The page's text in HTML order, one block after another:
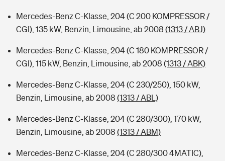
Mercedes-Benz C-Klasse, 204 (C 200 KOMPRESSOR /
CGI), 135 kW, Benzin, Limousine, ab 2008 (1313 / ABJ)
Mercedes-Benz C-Klasse, 204 (C 180 KOMPRESSOR /
CGI), 115 kW, Benzin, Limousine, ab 2008 (1313 / ABK)
Mercedes-Benz C-Klasse, 204 (C 230/250), 150 kW,
Benzin, Limousine, ab 2008 (1313 / ABL)
Mercedes-Benz C-Klasse, 204 (C 280/300), 170 kW,
Benzin, Limousine, ab 2008 (1313 / ABM)
Mercedes-Benz C-Klasse, 204 (C 280/300 4MATIC),